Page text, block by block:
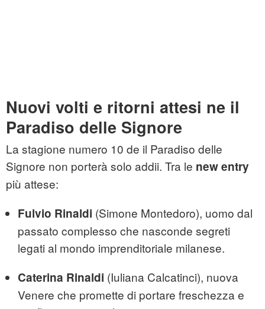
Nuovi volti e ritorni attesi ne il
Paradiso delle Signore
La stagione numero 10 de il Paradiso delle
Signore non porterà solo addii. Tra le new entry
più attese:
Fulvio Rinaldi (Simone Montedoro), uomo dal
passato complesso che nasconde segreti
legati al mondo imprenditoriale milanese.
Caterina Rinaldi (Iuliana Calcatinci), nuova
Venere che promette di portare freschezza e